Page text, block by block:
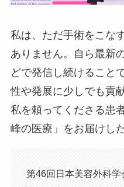
私は、ただ手術をこな
ありません。自ら最新
どで発信し続けること
性や発展に少しでも貢
私を頼ってくださる患
峰の医療」をお届けし
第46回日本美容外科学